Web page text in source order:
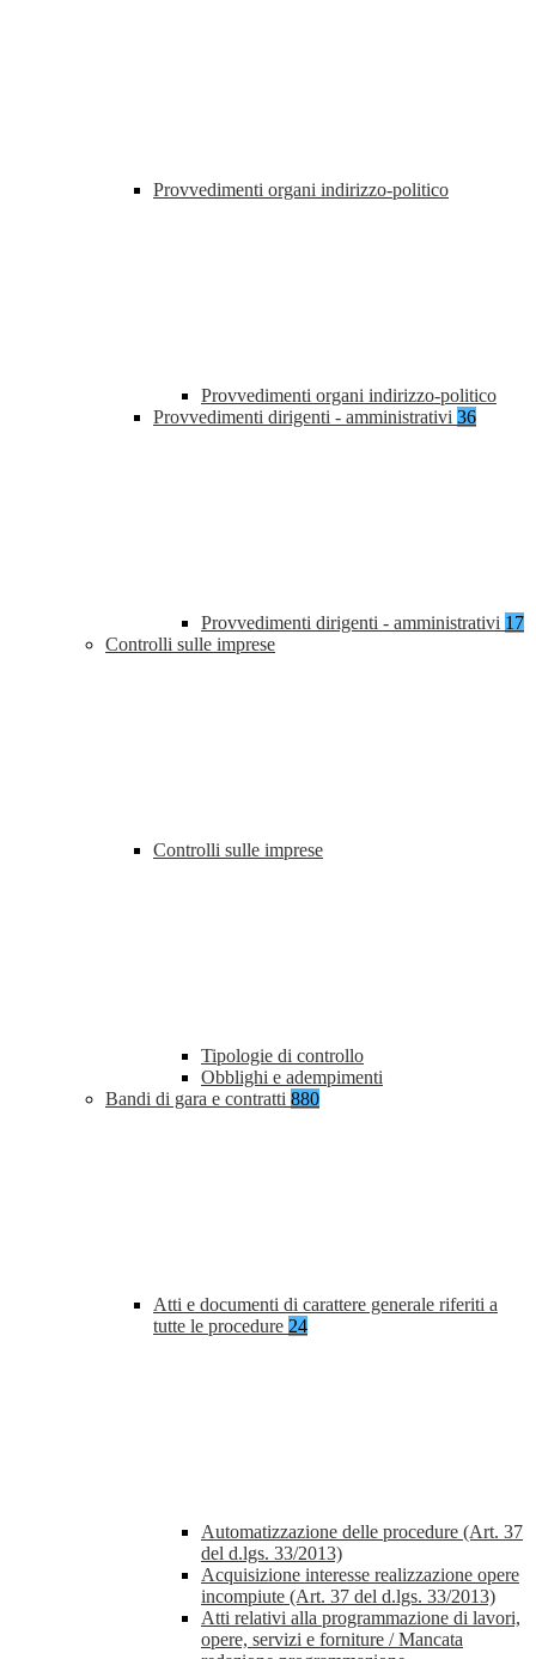
Provvedimenti organi indirizzo-politico
Provvedimenti organi indirizzo-politico
Provvedimenti dirigenti - amministrativi 36
Provvedimenti dirigenti - amministrativi 17
Controlli sulle imprese
Controlli sulle imprese
Tipologie di controllo
Obblighi e adempimenti
Bandi di gara e contratti 880
Atti e documenti di carattere generale riferiti a
tutte le procedure 24
Automatizzazione delle procedure (Art. 37
del d.lgs. 33/2013)
Acquisizione interesse realizzazione opere
incompiute (Art. 37 del d.lgs. 33/2013)
Atti relativi alla programmazione di lavori,
opere, servizi e forniture / Mancata